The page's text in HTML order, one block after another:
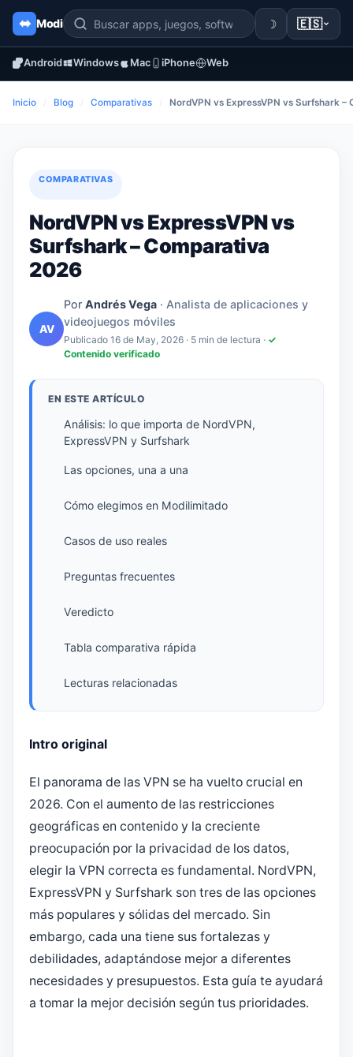
Modi ☽ 🇪🇸
Android Windows Mac iPhone Web
Inicio / Blog / Comparativas / NordVPN vs ExpressVPN vs Surfshark
COMPARATIVAS
NordVPN vs ExpressVPN vs
Surfshark – Comparativa
2026
AV
Por Andrés Vega · Analista de aplicaciones y
videojuegos móviles
Publicado 16 de May, 2026 · 5 min de lectura · ✓
Contenido verificado
EN ESTE ARTÍCULO
Análisis: lo que importa de NordVPN,
ExpressVPN y Surfshark
Las opciones, una a una
Cómo elegimos en Modilimitado
Casos de uso reales
Preguntas frecuentes
Veredicto
Tabla comparativa rápida
Lecturas relacionadas
Intro original
El panorama de las VPN se ha vuelto crucial en
2026. Con el aumento de las restricciones
geográficas en contenido y la creciente
preocupación por la privacidad de los datos,
elegir la VPN correcta es fundamental. NordVPN,
ExpressVPN y Surfshark son tres de las opciones
más populares y sólidas del mercado. Sin
embargo, cada una tiene sus fortalezas y
debilidades, adaptándose mejor a diferentes
necesidades y presupuestos. Esta guía te ayudará
a tomar la mejor decisión según tus prioridades.